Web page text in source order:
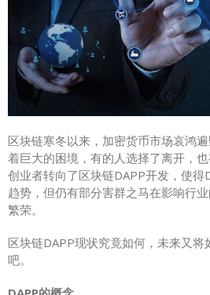
区块链寒冬以来，加密货币市场哀鸿
着巨大的困境，有的人选择了离开，
创业者转向了区块链DAPP开发，使得
趋势，但仍有部分害群之马在影响行
繁荣。
区块链DAPP现状究竟如何，未来又
吧。